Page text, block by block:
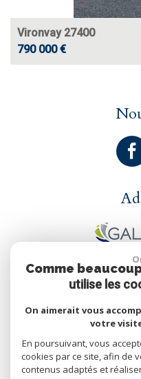
Vironvay 27400
790 000 €
© 2026 | Tous droits
Plan du site
Mentions
Comme
utilise les
On aimerait vous
votre
En poursuivant, vous
cookies par ce site, afin de
contenus adaptés et